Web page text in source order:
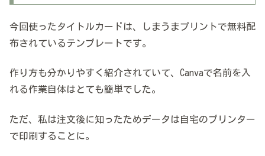
今回使ったタイトルカードは、しまうまプリントで無料配
布されているテンプレートです。
作り方も分かりやすく紹介されていて、Canvaで名前を入
れる作業自体はとても簡単でした。
ただ、私は注文後に知ったためデータは自宅のプリンター
で印刷することに。